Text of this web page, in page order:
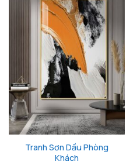
Tranh Sơn Dầu Phòng
Khách